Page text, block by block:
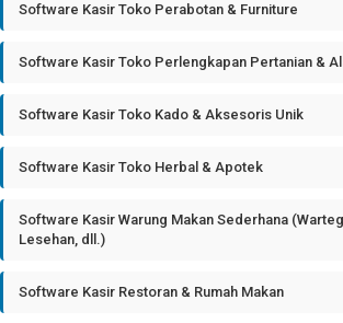
Software Kasir Toko Perabotan & Furniture
Software Kasir Toko Perlengkapan Pertanian &
Software Kasir Toko Kado & Aksesoris Unik
Software Kasir Toko Herbal & Apotek
Software Kasir Warung Makan Sederhana
Lesehan, dll.)
Software Kasir Restoran & Rumah Makan